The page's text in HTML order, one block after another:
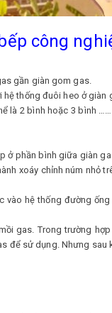
công
gần giàn gom gas.
hệ thống đuôi heo ở
là 2 bình hoặc 3 bình
phần bình giữa giàn
xoáy chỉnh núm nhỏ
hệ thống đường
gas. Trong trường
để sử dụng. Nhưng